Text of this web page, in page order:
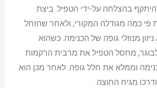
בהצלחה על-ידי הטפיל. ביצת
כמה מגודלה המקורי, ולאחר שהזחל
מנוזלי גופה של הכנימה. כשהוא
מחסל הטפיל את מרבית הרקמות
וממלא את חלל גופה. לאחר מכן הוא
מגיח החוצה.